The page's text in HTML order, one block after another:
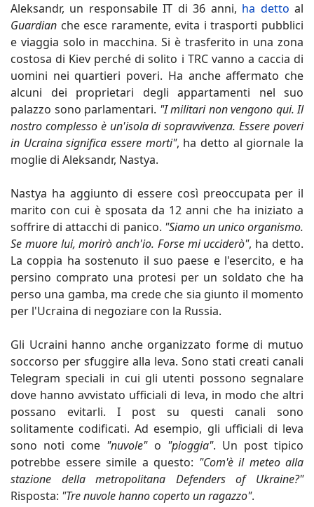
Aleksandr, un responsabile IT di 36 anni, ha detto al
Guardian che esce raramente, evita i trasporti pubblici
e viaggia solo in macchina. Si è trasferito in una zona
costosa di Kiev perché di solito i TRC vanno a caccia di
uomini nei quartieri poveri. Ha anche affermato che
alcuni dei proprietari degli appartamenti nel suo
palazzo sono parlamentari. "I militari non vengono qui. Il
nostro complesso è un'isola di sopravvivenza. Essere poveri
in Ucraina significa essere morti", ha detto al giornale la
moglie di Aleksandr, Nastya.
Nastya ha aggiunto di essere così preoccupata per il
marito con cui è sposata da 12 anni che ha iniziato a
soffrire di attacchi di panico. "Siamo un unico organismo.
Se muore lui, morirò anch'io. Forse mi ucciderò", ha detto.
La coppia ha sostenuto il suo paese e l'esercito, e ha
persino comprato una protesi per un soldato che ha
perso una gamba, ma crede che sia giunto il momento
per l'Ucraina di negoziare con la Russia.
Gli Ucraini hanno anche organizzato forme di mutuo
soccorso per sfuggire alla leva. Sono stati creati canali
Telegram speciali in cui gli utenti possono segnalare
dove hanno avvistato ufficiali di leva, in modo che altri
possano evitarli. I post su questi canali sono
solitamente codificati. Ad esempio, gli ufficiali di leva
sono noti come "nuvole"o "pioggia". Un post tipico
potrebbe essere simile a questo: "Com'è il meteo alla
stazione della metropolitana Defenders of Ukraine?"
Risposta: "Tre nuvole hanno coperto un ragazzo".